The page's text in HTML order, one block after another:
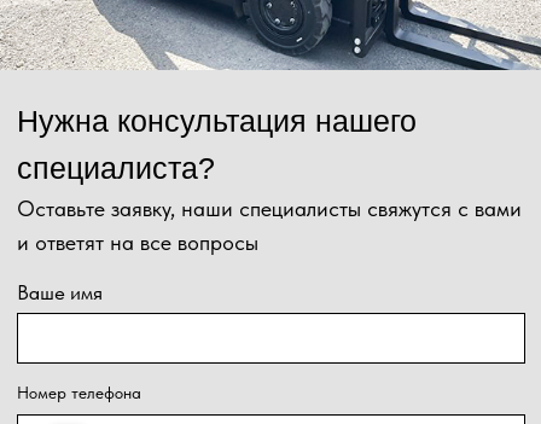
Отправить
данных и соглашаетесь сполитикой конфиденциальности